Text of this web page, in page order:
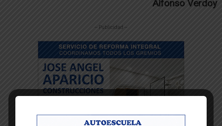
Alfonso Verdoy
-- Publicidad --